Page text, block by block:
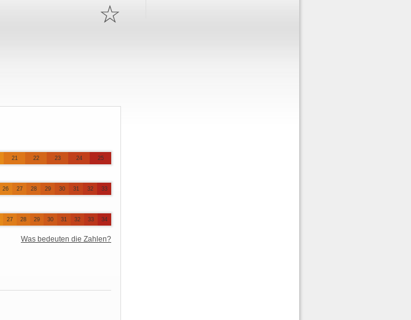
☆
21 22 23 24 25
26 27 28 29 30 31 32 33
27 28 29 30 31 32 33 34
Was bedeuten die Zahlen?